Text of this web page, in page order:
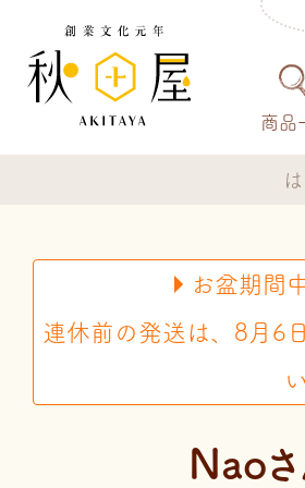
商品
お盆期間
連休前の発送は、8月6
Naoさ